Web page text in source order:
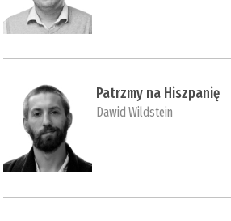
Patrzmy na Hiszpanię
Dawid Wildstein